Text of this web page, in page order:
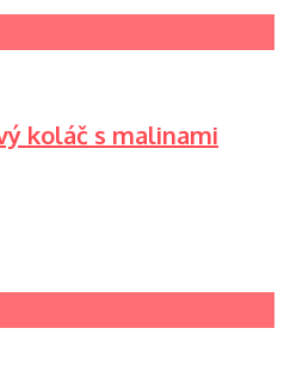
koláč s malinami